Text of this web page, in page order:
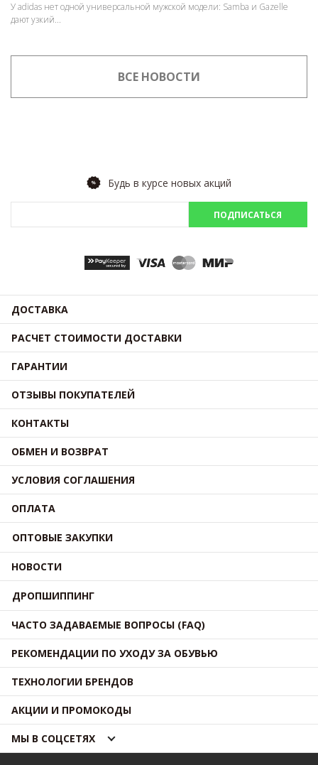
У adidas нет одной универсальной мужской модели: Samba и Gazelle
дают узкий...
ВСЕ НОВОСТИ
Будь в курсе новых акций
ПОДПИСАТЬСЯ
ДОСТАВКА
РАСЧЕТ СТОИМОСТИ ДОСТАВКИ
ГАРАНТИИ
ОТЗЫВЫ ПОКУПАТЕЛЕЙ
КОНТАКТЫ
ОБМЕН И ВОЗВРАТ
УСЛОВИЯ СОГЛАШЕНИЯ
ОПЛАТА
ОПТОВЫЕ ЗАКУПКИ
НОВОСТИ
ДРОПШИППИНГ
ЧАСТО ЗАДАВАЕМЫЕ ВОПРОСЫ (FAQ)
РЕКОМЕНДАЦИИ ПО УХОДУ ЗА ОБУВЬЮ
ТЕХНОЛОГИИ БРЕНДОВ
АКЦИИ И ПРОМОКОДЫ
МЫ В СОЦСЕТЯХ